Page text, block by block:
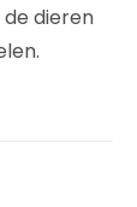
dieren